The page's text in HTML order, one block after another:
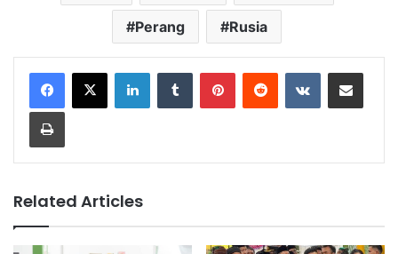
Perang Rusia
LinkedInTumblr PinterestReddit VKontakteShare via Email
Print
Related Articles